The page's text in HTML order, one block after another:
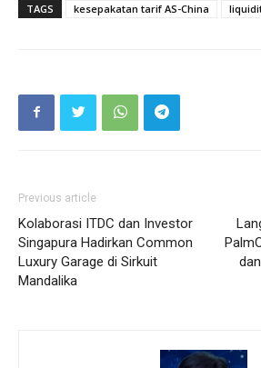
TAGS kesepakatan tarif AS-China
Previous article
Kolaborasi ITDC dan Investor
Singapura Hadirkan Common
Luxury Garage di Sirkuit
Mandalika